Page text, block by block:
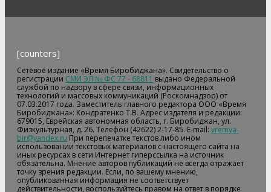
[counters]
Сетевое издание «Время Биробиджана». Свидетельство о
регистрации СМИ ЭЛ № ФС 77 - 68811 выдано Федеральной
службой по надзору в сфере связи, информационных
технологий и массовых коммуникаций (Роскомнадзор) от
07.03.2017 года. Заместитель главного редактора ООО «Время
Биробиджана»: Кондратенко Т.В. Адрес издателя и редакции:
679015, Еврейская автономная область, г. Биробиджан, ул.
Физкультурная, д. 26. Телефон (42622) 2-17-85. E-mail: vremya-
bir@yandex.ru При перепечатке текстов либо ином
использовании текстовых материалов с настоящего сайта на
иных ресурсах в сети Интернет гиперссылка на источник
обязательна. Мнение авторов публикаций не всегда отражает
точку зрения редакции. Если, по вашему мнению,
опубликованная информация не соответствует
действительности, воспользуйтесь правом на ответ в порядке